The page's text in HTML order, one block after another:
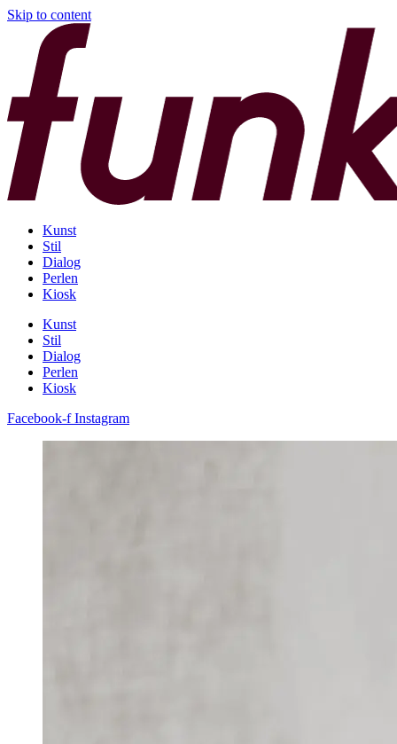
Skip to content
Kunst
Stil
Dialog
Perlen
Kiosk
Kunst
Stil
Dialog
Perlen
Kiosk
Facebook-f Instagram